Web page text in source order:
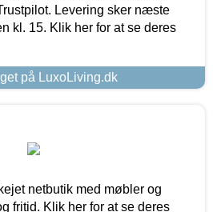
Levering sker næste
kl. 15. Klik her for at se deres
på LuxoLiving.dk
netbutik med møbler og
fritid. Klik her for at se deres